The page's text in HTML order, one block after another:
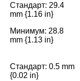
Стандарт: 29.4
mm {1.16 in}
Минимум: 28.8
mm {1.13 in}
Стандарт: 0.5 mm
{0.02 in}